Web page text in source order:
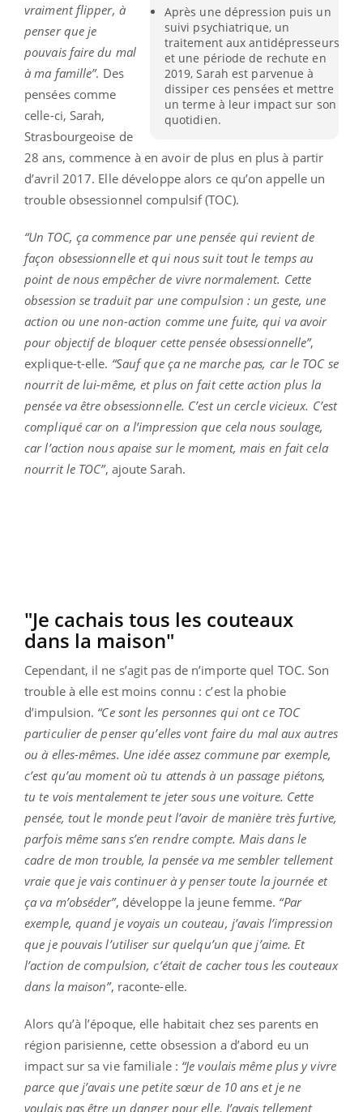
Après une dépression puis un
suivi psychiatrique, un
traitement aux antidépresseurs
et une période de rechute en
2019, Sarah est parvenue à
dissiper ces pensées et mettre
un terme à leur impact sur son
quotidien.
vraiment flipper, à
penser que je
pouvais faire du mal
à ma famille”. Des
pensées comme
celle-ci, Sarah,
Strasbourgeoise de
28 ans, commence à en avoir de plus en plus à partir
d’avril 2017. Elle développe alors ce qu’on appelle un
trouble obsessionnel compulsif (TOC).
“Un TOC, ça commence par une pensée qui revient de
façon obsessionnelle et qui nous suit tout le temps au
point de nous empêcher de vivre normalement. Cette
obsession se traduit par une compulsion : un geste, une
action ou une non-action comme une fuite, qui va avoir
pour objectif de bloquer cette pensée obsessionnelle”,
explique-t-elle. “Sauf que ça ne marche pas, car le TOC se
nourrit de lui-même, et plus on fait cette action plus la
pensée va être obsessionnelle. C’est un cercle vicieux. C’est
compliqué car on a l’impression que cela nous soulage,
car l’action nous apaise sur le moment, mais en fait cela
nourrit le TOC”, ajoute Sarah.
"Je cachais tous les couteaux
dans la maison"
Cependant, il ne s’agit pas de n’importe quel TOC. Son
trouble à elle est moins connu : c’est la phobie
d’impulsion. “Ce sont les personnes qui ont ce TOC
particulier de penser qu’elles vont faire du mal aux autres
ou à elles-mêmes. Une idée assez commune par exemple,
c’est qu’au moment où tu attends à un passage piétons,
tu te vois mentalement te jeter sous une voiture. Cette
pensée, tout le monde peut l’avoir de manière très furtive,
parfois même sans s’en rendre compte. Mais dans le
cadre de mon trouble, la pensée va me sembler tellement
vraie que je vais continuer à y penser toute la journée et
ça va m’obséder”, développe la jeune femme. “Par
exemple, quand je voyais un couteau, j’avais l’impression
que je pouvais l’utiliser sur quelqu’un que j’aime. Et
l’action de compulsion, c’était de cacher tous les couteaux
dans la maison”, raconte-elle.
Alors qu’à l’époque, elle habitait chez ses parents en
région parisienne, cette obsession a d’abord eu un
impact sur sa vie familiale : “Je voulais même plus y vivre
parce que j’avais une petite sœur de 10 ans et je ne
voulais pas être un danger pour elle. J’avais tellement